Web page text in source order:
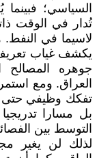
السياسي؛
تُدار في الوقت
لاسيما في النفط.
يكشف غياب
جوهره المصالح
العراق. ومع
تفكك وظيفي حتى
بل مسارا
التوسط بين
لذلك لن يغير